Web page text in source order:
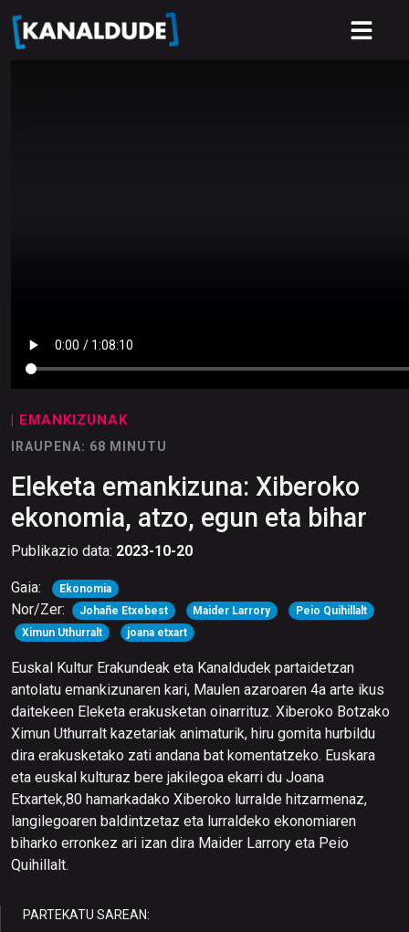
| EMANKIZUNAK
IRAUPENA: 68 MINUTU
Eleketa emankizuna: Xiberoko
ekonomia, atzo, egun eta bihar
Publikazio data: 2023-10-20
Gaia: Ekonomia
Nor/Zer: Johañe Etxebest Maider Larrory
Peio Quihillalt
Ximun Uthurralt
joana etxart
Euskal Kultur Erakundeak eta Kanaldudek partaidetzan
antolatu emankizunaren kari, Maulen azaroaren 4a arte ikus
daitekeen Eleketa erakusketan oinarrituz. Xiberoko Botzako
Ximun Uthurralt kazetariak animaturik, hiru gomita hurbildu
dira erakusketako zati andana bat komentatzeko. Euskara
eta euskal kulturaz bere jakilegoa ekarri du Joana
Etxartek,80 hamarkadako Xiberoko lurralde hitzarmenaz,
langilegoaren baldintzetaz eta lurraldeko ekonomiaren
biharko erronkez ari izan dira Maider Larrory eta Peio
Quihillalt.
PARTEKATU SAREAN: